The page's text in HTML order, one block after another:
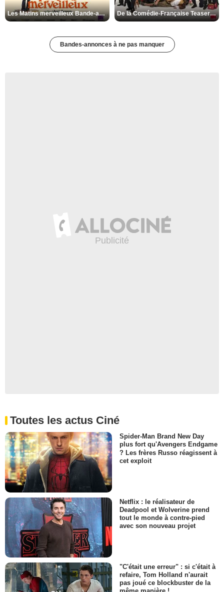
Les Matins merveilleux Bande-annonce VF De la Comédie-Française Teaser VF
Bandes-annonces à ne pas manquer
Toutes les actus Ciné
Spider-Man Brand New Day
plus fort qu'Avengers Endgame
? Les frères Russo réagissent à
cet exploit
Netflix : le réalisateur de
Deadpool et Wolverine prend
tout le monde à contre-pied
avec son nouveau projet
"C'était une erreur" : si c'était à
refaire, Tom Holland n'aurait
pas joué ce blockbuster de la